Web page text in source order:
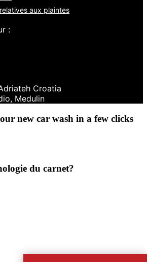
aux plaintes
Croatia
new car wash in a few clicks
du carnet?